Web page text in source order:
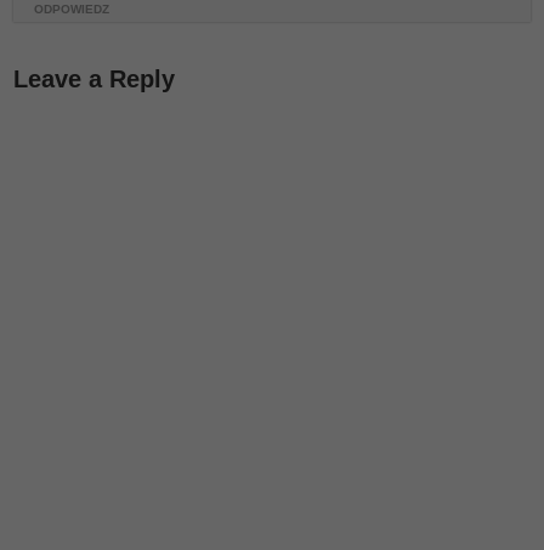
ODPOWIEDZ
Leave a Reply